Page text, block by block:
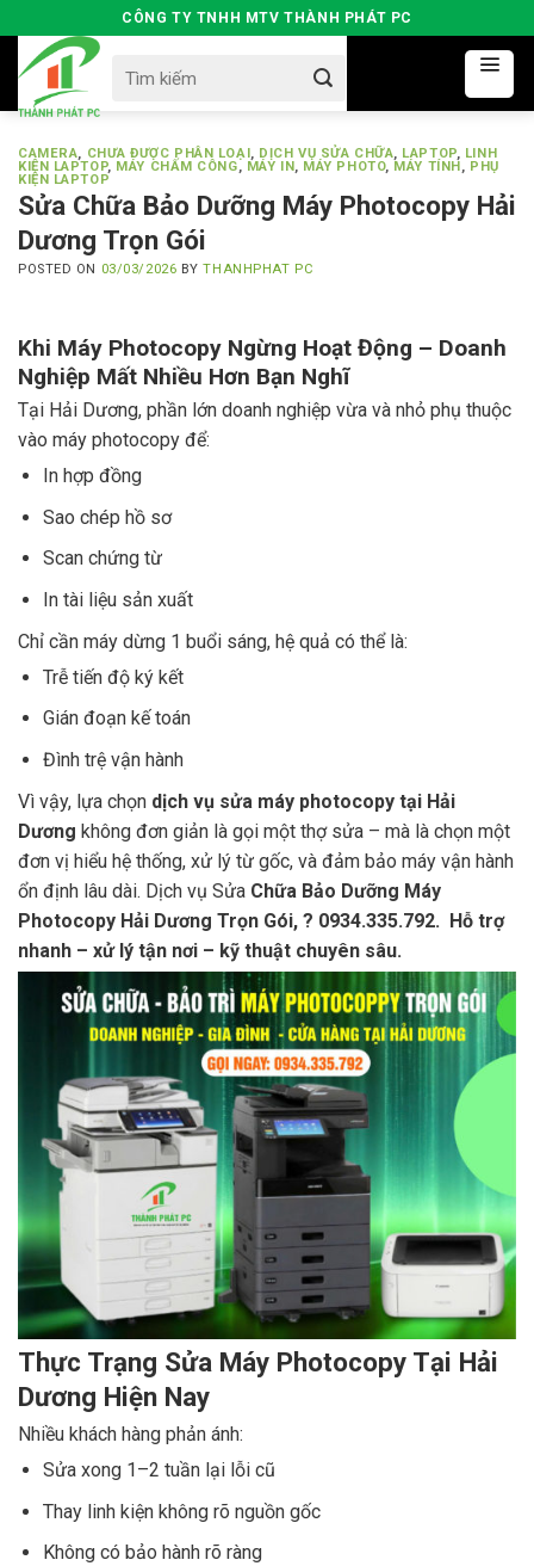
to
content
CÔNG TY TNHH MTV THÀNH PHÁT PC
for:
CAMERA, CHƯA ĐƯỢC PHÂN LOẠI, DỊCH VỤ SỬA CHỮA, LAPTOP, LINH
KIỆN LAPTOP, MÁY CHẤM CÔNG, MÁY IN, MÁY PHOTO, MÁY TÍNH, PHỤ
KIỆN LAPTOP
Sửa Chữa Bảo Dưỡng Máy Photocopy Hải
Dương Trọn Gói
POSTED ON 03/03/2026 BYTHANHPHAT PC
Khi Máy Photocopy Ngừng Hoạt Động – Doanh
Nghiệp Mất Nhiều Hơn Bạn Nghĩ
Tại Hải Dương, phần lớn doanh nghiệp vừa và nhỏ phụ thuộc
vào máy photocopy để:
In hợp đồng
Sao chép hồ sơ
Scan chứng từ
In tài liệu sản xuất
Chỉ cần máy dừng 1 buổi sáng, hệ quả có thể là:
Trễ tiến độ ký kết
Gián đoạn kế toán
Đình trệ vận hành
Vì vậy, lựa chọn dịch vụ sửa máy photocopy tại Hải
Dương không đơn giản là gọi một thợ sửa – mà là chọn một
đơn vị hiểu hệ thống, xử lý từ gốc, và đảm bảo máy vận hành
ổn định lâu dài. Dịch vụ Sửa Chữa Bảo Dưỡng Máy
Photocopy Hải Dương Trọn Gói, ? 0934.335.792. Hỗ trợ
nhanh – xử lý tận nơi – kỹ thuật chuyên sâu.
Thực Trạng Sửa Máy Photocopy Tại Hải
Dương Hiện Nay
Nhiều khách hàng phản ánh:
Sửa xong 1–2 tuần lại lỗi cũ
Thay linh kiện không rõ nguồn gốc
Không có bảo hành rõ ràng